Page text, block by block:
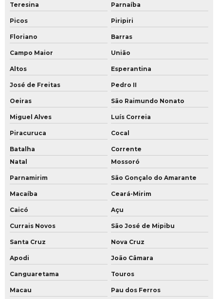
Teresina
Parnaíba
Picos Piripiri
Floriano Barras
Campo Maior União
Altos Esperantina
José de Freitas Pedro II
Oeiras São Raimundo Nonato
Miguel Alves Luís Correia
Piracuruca Cocal
Batalha
Corrente
Natal
Mossoró
Parnamirim São Gonçalo do Amarante
Macaíba Ceará-Mirim
Caicó Açu
Currais Novos São José de Mipibu
Santa Cruz Nova Cruz
Apodi João Câmara
Canguaretama Touros
Macau Pau dos Ferros